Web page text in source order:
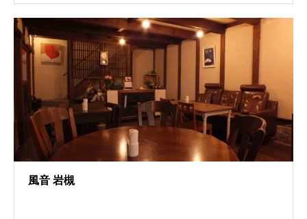
風音 岩槻